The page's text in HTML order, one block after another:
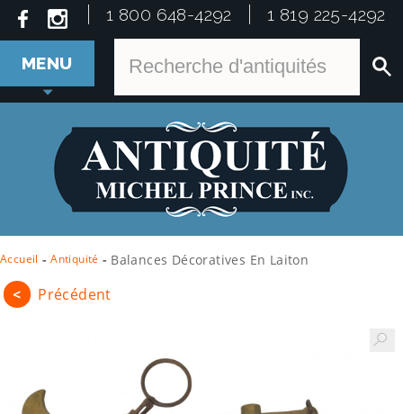
1 800 648-4292 1 819 225-4292
MENU
Accueil - Antiquité - Balances Décoratives En Laiton
< Précédent